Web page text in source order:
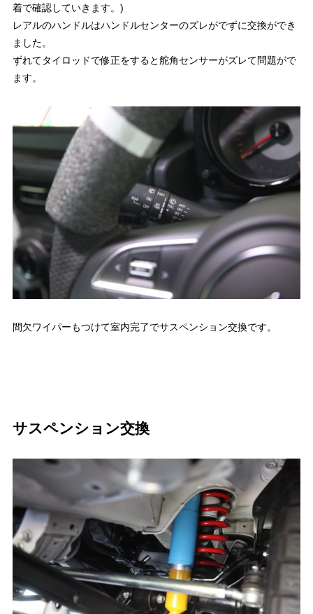
着で確認していきます。)
レアルのハンドルはハンドルセンターのズレがでずに交換ができ
ました。
ずれてタイロッドで修正をすると舵角センサーがズレて問題がで
ます。
間欠ワイパーもつけて室内完了でサスペンション交換です。
サスペンション交換